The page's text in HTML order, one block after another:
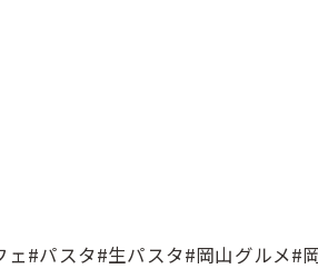
#パスタ#生パスタ#岡山グルメ#